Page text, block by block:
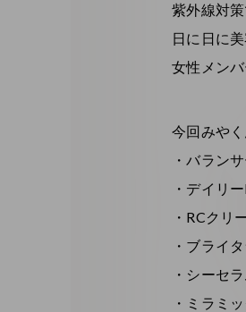
紫外線対
日に日に
女性メン
今回みや
・バラン
・デイリ
・RCクリ
・ブライ
・シーセ
・ミラミ